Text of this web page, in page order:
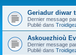
Geriadur diwar
Dernier message
Publié dans
Askouezhioù
Dernier message
Publié dans